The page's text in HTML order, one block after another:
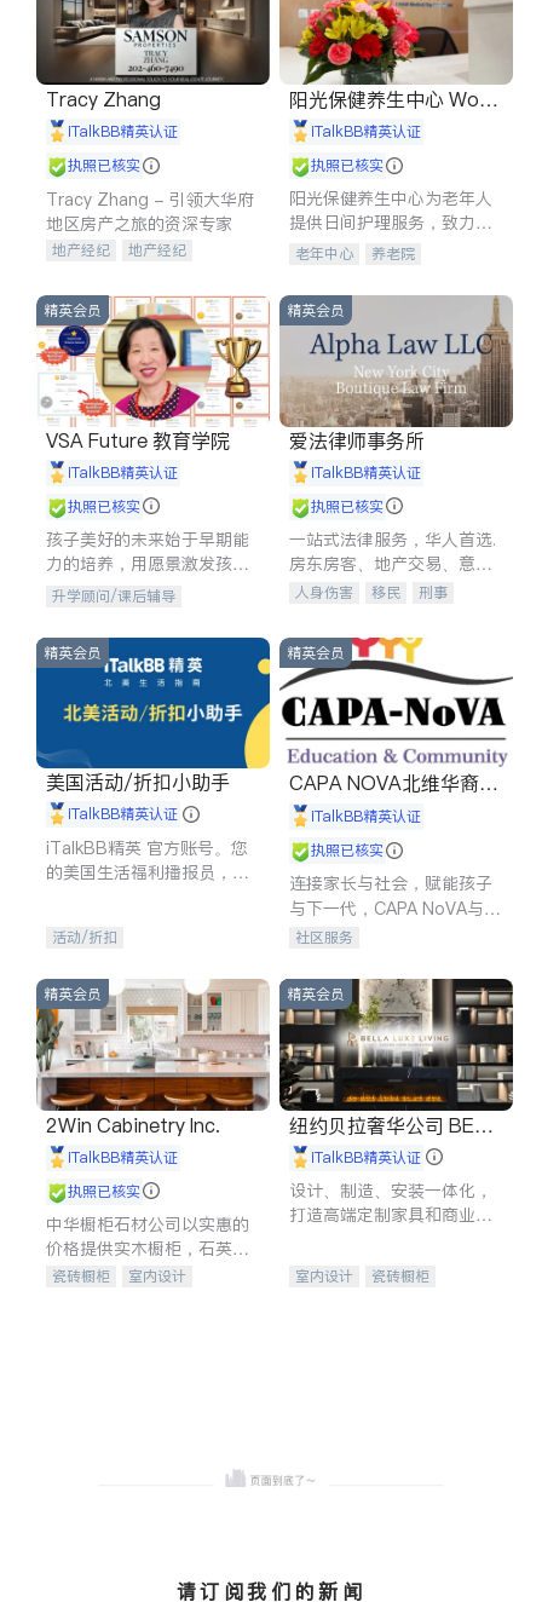
Tracy Zhang
iTalkBB精英认证
执照已核实
Tracy Zhang - 引领大华府
地区房产之旅的资深专家
地产经纪
地产经纪
商铺租售
开发商建商
阳光保健养生中心 World
shine
iTalkBB精英认证
执照已核实
阳光保健养生中心为老年人
提供日间护理服务，致力于
通过持续的护理创新来有效
老年中心 养老院
精英会员
VSA Future 教育学院
iTalkBB精英认证
执照已核实
孩子美好的未来始于早期能
力的培养，用愿景激发孩子
的学习潜力和动力。理念：
拥有成长型心态是成功的基
石。
升学顾问/课后辅导
精英会员
爱法律师事务所
iTalkBB精英认证
执照已核实
一站式法律服务，华人首选.
房东房客、地产交易、意外
伤害、车祸重伤、商业诉
建筑合同、刑事案件全包办
人身伤害 移民
刑事
信托/遗嘱
商业
索赔
律师-其它 保释
精英会员
美国活动/折扣小助手
iTalkBB精英认证
iTalkBB精英 官方账号。您
的美国生活福利播报员，精
专属福利。
活动/折扣
精英会员
CAPA NOVA北维华裔家
长会iTalkBB精英认证
执照已核实
连接家长与社会，赋能孩子
与下一代，CAPA NoVA与您
携手建设包容、公平、充满
社区服务
精英会员
2Win Cabinetry Inc.
iTalkBB精英认证
执照已核实
中华橱柜石材公司以实惠的
价格提供实木橱柜，石英石
台面，多种优质不锈钢水
瓷砖橱柜
室内设计
精英会员
纽约贝拉奢华公司 BELL
A LUXE
iTalkBB精英认证
设计、制造、安装一体化，
打造高端定制家具和商业空
室内设计
瓷砖橱柜
请订阅我们的新闻